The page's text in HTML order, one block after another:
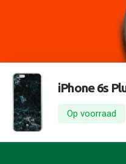
iPhone 6s
Op voorraad